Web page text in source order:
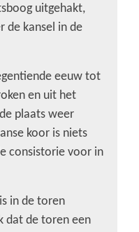
uitgehakt,
de kansel in de
eeuw tot
en uit het
plaats weer
koor is niets
consistorie voor in
in de toren
dat de toren een